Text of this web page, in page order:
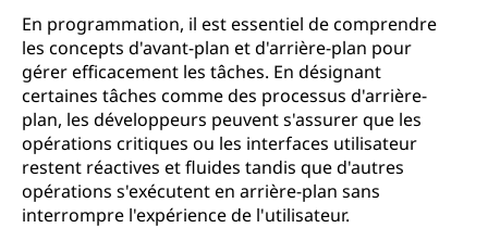
En programmation, il est essentiel de comprendre
les concepts d'avant-plan et d'arrière-plan pour
gérer efficacement les tâches. En désignant
certaines tâches comme des processus d'arrière-
plan, les développeurs peuvent s'assurer que les
opérations critiques ou les interfaces utilisateur
restent réactives et fluides tandis que d'autres
opérations s'exécutent en arrière-plan sans
interrompre l'expérience de l'utilisateur.